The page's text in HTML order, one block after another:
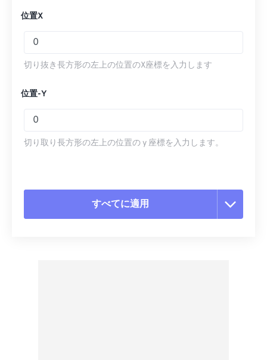
位置X
切り抜き長方形の左上の位置のX座標を入力します
位置-Y
切り取り長方形の左上の位置の y 座標を入力します。
すべてに適用